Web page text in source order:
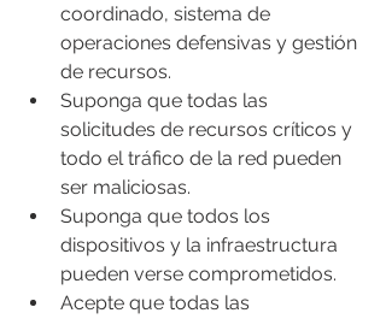
coordinado, sistema de
operaciones defensivas y gestión
de recursos.
Suponga que todas las
solicitudes de recursos críticos y
todo el tráfico de la red pueden
ser maliciosas.
Suponga que todos los
dispositivos y la infraestructura
pueden verse comprometidos.
Acepte que todas las